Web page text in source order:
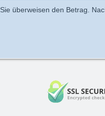
Sie überweisen den Betrag.